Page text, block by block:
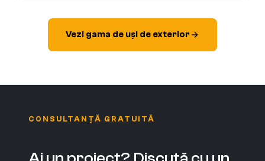
Vezi gama de uși de exterior
CONSULTANȚĂ GRATUITĂ